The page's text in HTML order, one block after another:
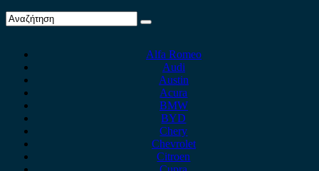
Alfa Romeo
Audi
Austin
Acura
BMW
BYD
Chery
Chevrolet
Citroen